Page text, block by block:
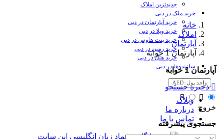
جدیدترین املاک
خرید ملک در دبی
خرید آپارتمان در دبی
خرید ویلا در دبی
خرید پنت هاوس در دبی
خرید زمین در دبی
خرید هتل در دبی
سازنده‌ها در دبی
واحد پول: AED
وبلاگ
درباره ما
تماس با ما
خانه
املاک
آپارتمان
آپارتمان 1 خوابه
آپارتمان 1 خوابه
ذخیره جستجو
خروج
جستجوی پیشرفته